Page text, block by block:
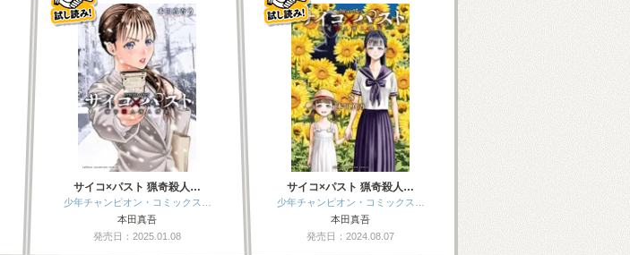
サイコ×パスト 猟奇殺人…
少年チャンピオン・コミックス…
本田真吾
発売日：2025.01.08
サイコ×パスト 猟奇殺人…
少年チャンピオン・コミックス…
本田真吾
発売日：2024.08.07